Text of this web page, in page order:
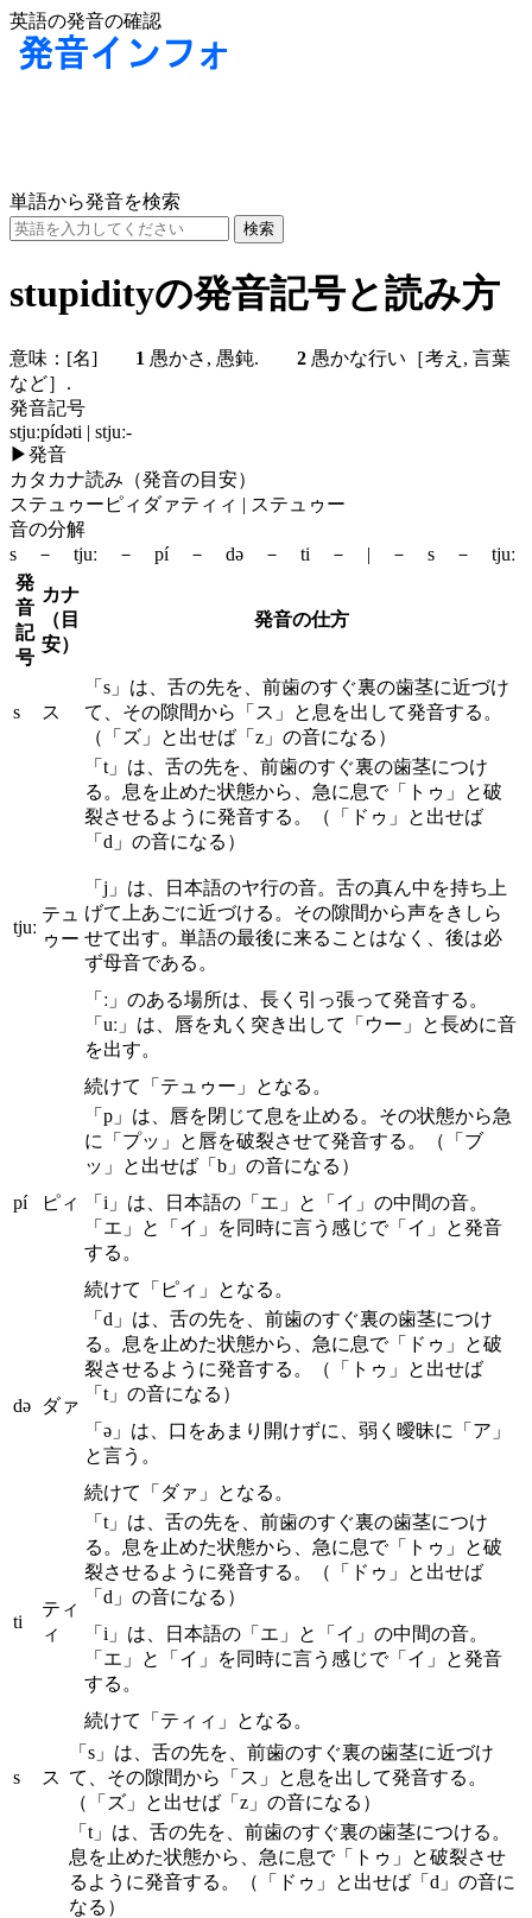
英語の発音の確認
単語から発音を検索
stupidityの発音記号と読み方
意味： [名] 1 愚かさ, 愚鈍. 2 愚かな行い［考え, 言葉
など］.
発音記号
stjuːpídəti | stjuː-
▶発音
カタカナ読み（発音の目安）
ステュゥーピィダァティィ | ステュゥー
音の分解
s － tjuː － pí － də － ti － | － s － tjuː
発
音
記
号
カナ
（目
安）
発音の仕方
s ス
「s」は、舌の先を、前歯のすぐ裏の歯茎に近づけ
て、その隙間から「ス」と息を出して発音する。
（「ズ」と出せば「z」の音になる）
tjuː
テュ
ゥー
「t」は、舌の先を、前歯のすぐ裏の歯茎につけ
る。息を止めた状態から、急に息で「トゥ」と破
裂させるように発音する。（「ドゥ」と出せば
「d」の音になる）
「j」は、日本語のヤ行の音。舌の真ん中を持ち上
げて上あごに近づける。その隙間から声をきしら
せて出す。単語の最後に来ることはなく、後は必
ず母音である。
「ː」のある場所は、長く引っ張って発音する。
「uː」は、唇を丸く突き出して「ウー」と長めに音
を出す。
続けて「テュゥー」となる。
pí ピィ
「p」は、唇を閉じて息を止める。その状態から急
に「プッ」と唇を破裂させて発音する。（「ブ
ッ」と出せば「b」の音になる）
「i」は、日本語の「エ」と「イ」の中間の音。
「エ」と「イ」を同時に言う感じで「イ」と発音
する。
続けて「ピィ」となる。
də ダァ
「d」は、舌の先を、前歯のすぐ裏の歯茎につけ
る。息を止めた状態から、急に息で「ドゥ」と破
裂させるように発音する。（「トゥ」と出せば
「t」の音になる）
「ə」は、口をあまり開けずに、弱く曖昧に「ア」
と言う。
続けて「ダァ」となる。
ti
ティ
ィ
「t」は、舌の先を、前歯のすぐ裏の歯茎につけ
る。息を止めた状態から、急に息で「トゥ」と破
裂させるように発音する。（「ドゥ」と出せば
「d」の音になる）
「i」は、日本語の「エ」と「イ」の中間の音。
「エ」と「イ」を同時に言う感じで「イ」と発音
する。
続けて「ティィ」となる。
s ス
「s」は、舌の先を、前歯のすぐ裏の歯茎に近づけ
て、その隙間から「ス」と息を出して発音する。
（「ズ」と出せば「z」の音になる）
「t」は、舌の先を、前歯のすぐ裏の歯茎につける。
息を止めた状態から、急に息で「トゥ」と破裂させ
るように発音する。（「ドゥ」と出せば「d」の音に
なる）